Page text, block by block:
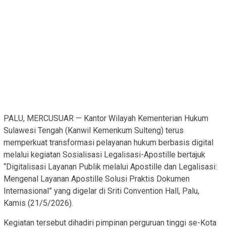
PALU, MERCUSUAR — Kantor Wilayah Kementerian Hukum
Sulawesi Tengah (Kanwil Kemenkum Sulteng) terus
memperkuat transformasi pelayanan hukum berbasis digital
melalui kegiatan Sosialisasi Legalisasi-Apostille bertajuk
“Digitalisasi Layanan Publik melalui Apostille dan Legalisasi:
Mengenal Layanan Apostille Solusi Praktis Dokumen
Internasional” yang digelar di Sriti Convention Hall, Palu,
Kamis (21/5/2026).
Kegiatan tersebut dihadiri pimpinan perguruan tinggi se-Kota